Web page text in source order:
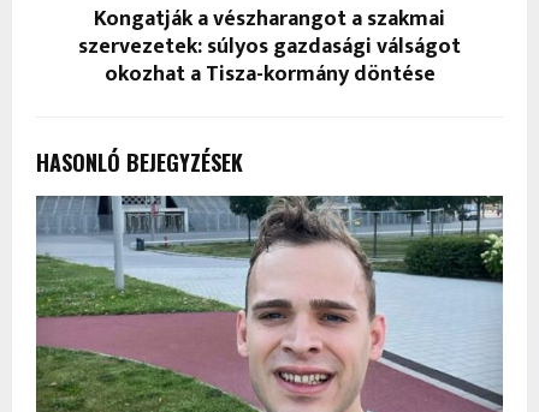
Kongatják a vészharangot a szakmai
szervezetek: súlyos gazdasági válságot
okozhat a Tisza-kormány döntése
HASONLÓ BEJEGYZÉSEK